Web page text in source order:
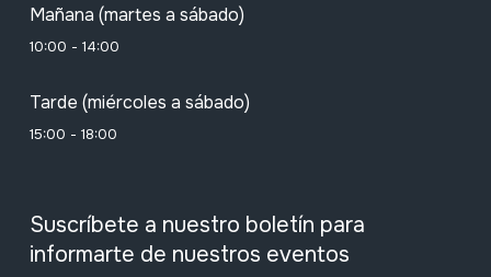
Mañana (martes a sábado)
10:00 - 14:00
Tarde (miércoles a sábado)
15:00 - 18:00
Suscríbete a nuestro boletín para
informarte de nuestros eventos